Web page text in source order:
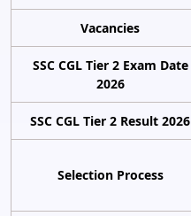
Vacancies
SSC CGL Tier 2 Exam Date
2026
SSC CGL Tier 2 Result 2026
Selection Process